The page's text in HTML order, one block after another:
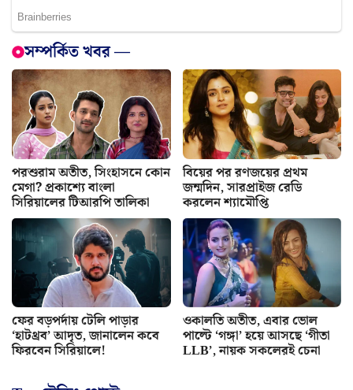
সম্পর্কিত খবর —
পরশুরাম অতীত, সিংহাসনে কোন
মেগা? প্রকাশ্যে বাংলা
সিরিয়ালের টিআরপি তালিকা
বিয়ের পর রণজয়ের প্রথম
জন্মদিন, সারপ্রাইজ রেডি
করলেন শ্যামৌপ্তি
ফের বড়পর্দায় টেলি পাড়ার
‘হাটথ্রব’ আদৃত, জানালেন কবে
ফিরবেন সিরিয়ালে!
ওকালতি অতীত, এবার ভোল
পাল্টে ‘গঙ্গা’ হয়ে আসছে ‘গীতা
LLB’, নায়ক সকলেরই চেনা